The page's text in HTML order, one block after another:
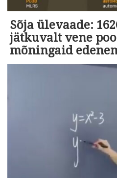
Sõja ülevaade:
jätkuvalt vene
mõningaid